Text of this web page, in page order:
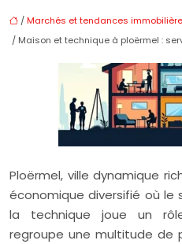
/ Marchés et tendances
/ Maison et technique à ploërmel :
Ploërmel, ville dynamique
économique diversifié où
la technique joue un
regroupe une multitude de